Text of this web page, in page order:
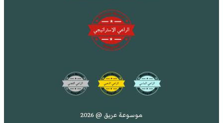
موسوعة عريق @ 2026